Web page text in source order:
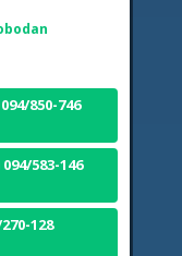
850-746
583-146
128